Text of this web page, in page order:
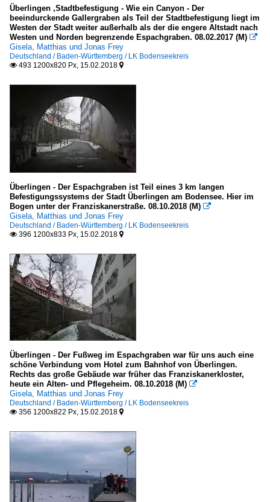
Freiburg
Heidelberg
Karlsruhe
LK Alb-Donau-Kreis
LK Bodenseekreis
LK Esslingen
LK Freudenstadt
LK Göppingen
LK Heilbronn
LK Hohenlohekreis
LK Karlsruhe
LK Konstanz
LK Lörrach
LK Ludwigsburg
LK Main-Tauber-Kreis
LK Ortenaukreis
LK Ostalbkreis
LK Rastatt
LK Rems-Murr-Kreis
LK Reutlingen
LK Rottweil
LK Schwäbisch Hall
LK Schwarzwald-Baar-Kreis
LK Sigmaringen
LK Tübingen
Mannheim
Überlingen ,Stadtbefestigung - Wie ein Canyon - Der
beeindurckende Gallergraben als Teil der Stadtbefestigung liegt im
Westen der Stadt weiter außerhalb als der die engere Altstadt nach
Westen und Norden begrenzende Espachgraben. 08.02.2017 (M) 
Gisela, Matthias und Jonas Frey
Deutschland / Baden-Württemberg / LK Bodenseekreis
 493 1200x820 Px, 15.02.2018 
Überlingen - Der Espachgraben ist Teil eines 3 km langen
Befestigungssystems der Stadt Überlingen am Bodensee. Hier im
Bogen unter der Franziskanerstraße. 08.10.2018 (M) 
Gisela, Matthias und Jonas Frey
Deutschland / Baden-Württemberg / LK Bodenseekreis
 396 1200x833 Px, 15.02.2018 
Überlingen - Der Fußweg im Espachgraben war für uns auch eine
schöne Verbindung vom Hotel zum Bahnhof von Überlingen.
Rechts das große Gebäude war früher das Franziskanerkloster,
heute ein Alten- und Pflegeheim. 08.10.2018 (M) 
Gisela, Matthias und Jonas Frey
Deutschland / Baden-Württemberg / LK Bodenseekreis
 356 1200x822 Px, 15.02.2018 